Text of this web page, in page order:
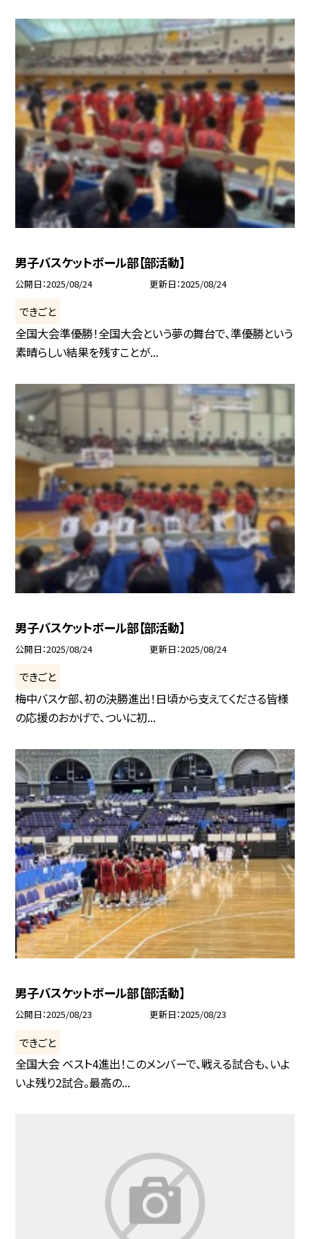
男子バスケットボール部【部活動】
公開日 2025/08/24 更新日 2025/08/24
できごと
全国大会準優勝！全国大会という夢の舞台で、準優勝という
素晴らしい結果を残すことが...
男子バスケットボール部【部活動】
公開日 2025/08/24 更新日 2025/08/24
できごと
梅中バスケ部、初の決勝進出！日頃から支えてくださる皆様
の応援のおかげで、ついに初...
男子バスケットボール部【部活動】
公開日 2025/08/23 更新日 2025/08/23
できごと
全国大会 ベスト4進出！このメンバーで、戦える試合も、いよ
いよ残り2試合。最高の...